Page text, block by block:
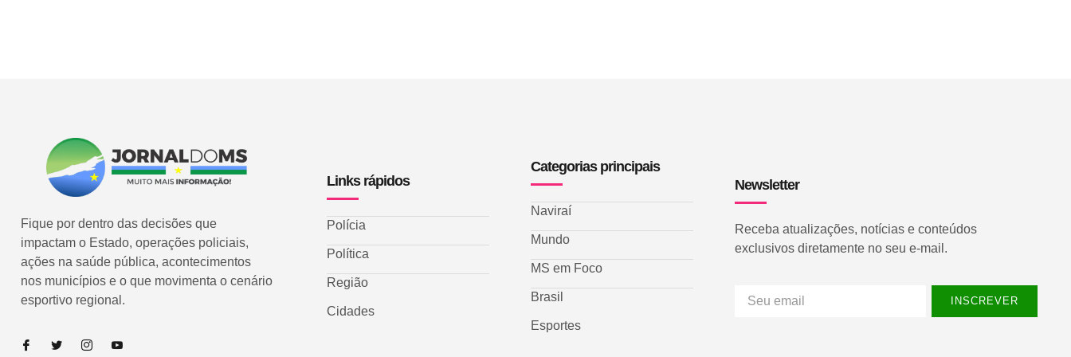
Fique por dentro das decisões que
impactam o Estado, operações policiais,
ações na saúde pública, acontecimentos
nos municípios e o que movimenta o cenário
esportivo regional.
Links rápidos
Polícia
Política
Região
Cidades
Categorias principais
Naviraí
Mundo
MS em Foco
Brasil
Esportes
Newsletter
Receba atualizações, notícias e conteúdos
exclusivos diretamente no seu e-mail.
INSCREVER